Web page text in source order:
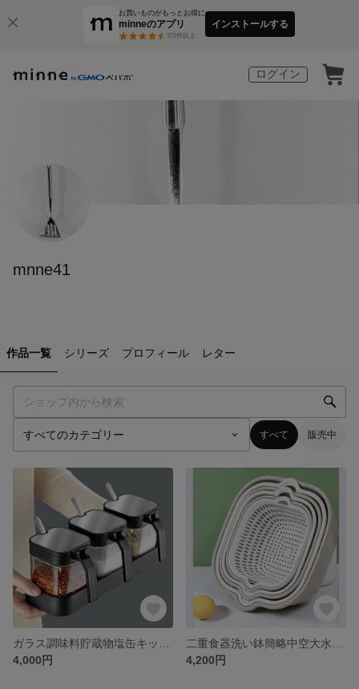
お買いものがもっとお得に
minneのアプリ
3万件以上
インストールする
ログイン
mnne41
作品一覧 シリーズ プロフィール レター
すべて 販売中
4,000円
4,200円